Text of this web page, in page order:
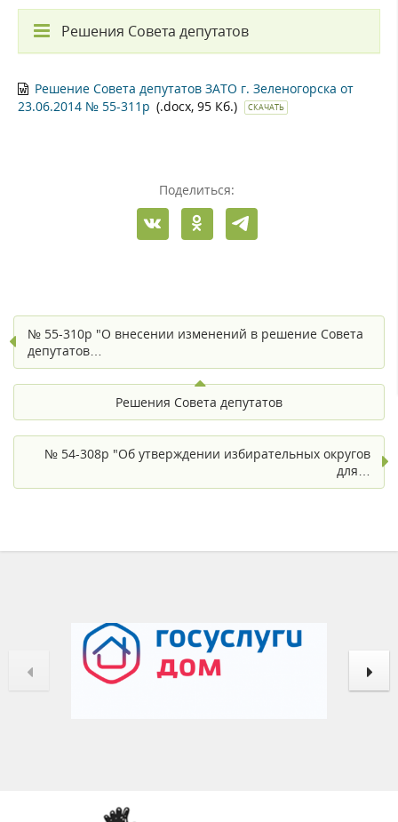
Решения Совета депутатов
Решение Совета депутатов ЗАТО г. Зеленогорска от
23.06.2014 № 55-311р (.docx, 95 Кб.) СКАЧАТЬ
Поделиться:
№ 55-310р "О внесении изменений в решение Совета
депутатов…
Решения Совета депутатов
№ 54-308р "Об утверждении избирательных округов
для…